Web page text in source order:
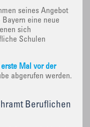
seines Angebot
Bayern eine neue
sich
Schulen
Mal vor der
abgerufen werden.
Beruflichen